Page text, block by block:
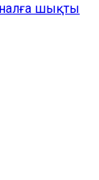
шықты